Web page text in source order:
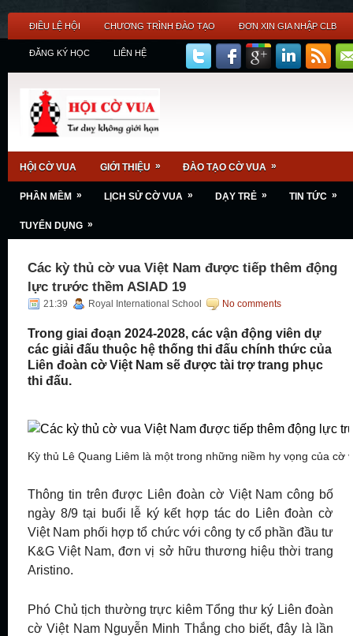
ĐIỀU LỆ HỘI CHƯƠNG TRÌNH ĐÀO TẠO ĐƠN XIN GIA NHẬP CLB
ĐĂNG KÝ HỌC LIÊN HỆ
HỘI CỜ VUA GIỚI THIỆU » ĐÀO TẠO CỜ VUA »
PHẦN MỀM » LỊCH SỬ CỜ VUA » DẠY TRẺ » TIN TỨC »
TUYỂN DỤNG »
Các kỳ thủ cờ vua Việt Nam được tiếp thêm động
lực trước thềm ASIAD 19
21:39 Royal International School No comments
Trong giai đoạn 2024-2028, các vận động viên dự
các giải đấu thuộc hệ thống thi đấu chính thức của
Liên đoàn cờ Việt Nam sẽ được tài trợ trang phục
thi đấu.
Kỳ thủ Lê Quang Liêm là một trong những niềm hy vọng của cờ
Thông tin trên được Liên đoàn cờ Việt Nam công bố
ngày 8/9 tại buổi lễ ký kết hợp tác do Liên đoàn cờ
Việt Nam phối hợp tổ chức với công ty cổ phần đầu tư
K&G Việt Nam, đơn vị sở hữu thương hiệu thời trang
Aristino.
Phó Chủ tịch thường trực kiêm Tổng thư ký Liên đoàn
cờ Việt Nam Nguyễn Minh Thắng cho biết, đây là lần